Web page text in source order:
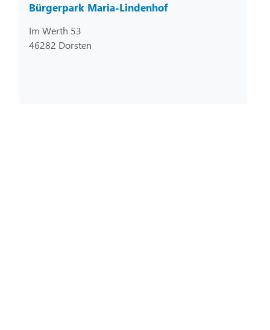
Bürgerpark Maria-Lindenhof
Im Werth 53
46282 Dorsten